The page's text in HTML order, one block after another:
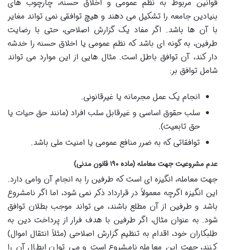
قوانین مربوط به نظم عمومی و اخلاق حسنه، چارچوب های
بنیادین جامعه را تشکیل می دهند و هیچ توافقی نمی تواند مغایر
با آن ها باشد. اگر مفاد یک گزارش اصلاحی، حتی با رضایت
طرفین، به گونه ای باشد که نظم عمومی یا اخلاق حسنه را خدشه
دار کند، آن توافق باطل است. مثال هایی از این موارد می تواند
شامل توافق بر:
انجام یک عمل مجرمانه یا غیرقانونی.
سلب حقوق اساسی و غیرقابل سلب افراد (مانند حق حیات یا
حق تابعیت).
توافقاتی که به ضرر منافع عمومی یا امنیت ملی باشد.
عدم مشروعیت جهت معامله (ماده ۱۹۰ قانون مدنی)
جهت معامله، انگیزه ای است که طرفین را به انجام آن وامی دارد.
این انگیزه اگرچه معمولاً در قرارداد ذکر نمی شود، اما اگر نامشروع
باشد و طرفین از آن مطلع باشند، می تواند موجب بطلان توافق
شود. به عنوان مثال، اگر طرفین با هدف فرار از پرداخت دین به
طلبکاران خود، اقدام به تنظیم گزارش اصلاحی (مثلاً انتقال اموال)
کنند، جهت این معامله نامشروع است و می توان ابطال آن را